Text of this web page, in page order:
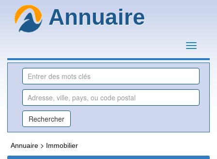
Annuaire
Annuaire > Immobilier